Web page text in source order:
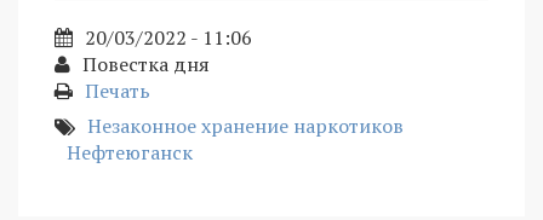
20/03/2022 - 11:06
Повестка дня
Печать
Незаконное хранение наркотиков
Нефтеюганск